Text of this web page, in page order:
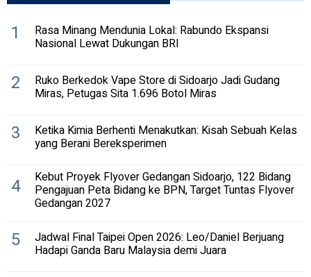
1 Rasa Minang Mendunia Lokal: Rabundo Ekspansi
Nasional Lewat Dukungan BRI
2 Ruko Berkedok Vape Store di Sidoarjo Jadi Gudang
Miras, Petugas Sita 1.696 Botol Miras
3 Ketika Kimia Berhenti Menakutkan: Kisah Sebuah Kelas
yang Berani Bereksperimen
4 Kebut Proyek Flyover Gedangan Sidoarjo, 122 Bidang
Pengajuan Peta Bidang ke BPN, Target Tuntas Flyover
Gedangan 2027
5 Jadwal Final Taipei Open 2026: Leo/Daniel Berjuang
Hadapi Ganda Baru Malaysia demi Juara